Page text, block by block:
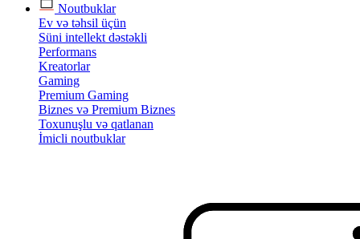
Noutbuklar
Ev və təhsil üçün
Süni intellekt dəstəkli
Performans
Kreatorlar
Gaming
Premium Gaming
Biznes və Premium Biznes
Toxunuşlu və qatlanan
İmicli noutbuklar